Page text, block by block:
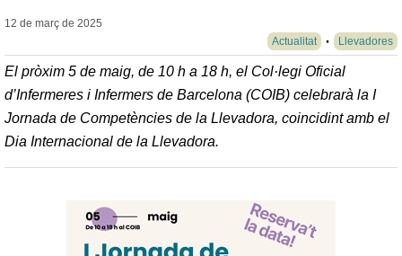
12 de març de 2025
Actualitat
Llevadores
El pròxim 5 de maig, de 10 h a 18 h, el Col·legi Oficial
d’Infermeres i Infermers de Barcelona (COIB) celebrarà la I
Jornada de Competències de la Llevadora, coincidint amb el
Dia Internacional de la Llevadora.